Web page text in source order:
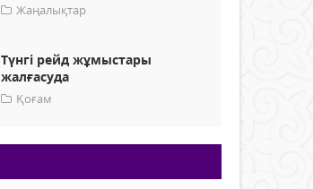
Жаңалықтар
Түнгі рейд жұмыстары
жалғасуда
Қоғам